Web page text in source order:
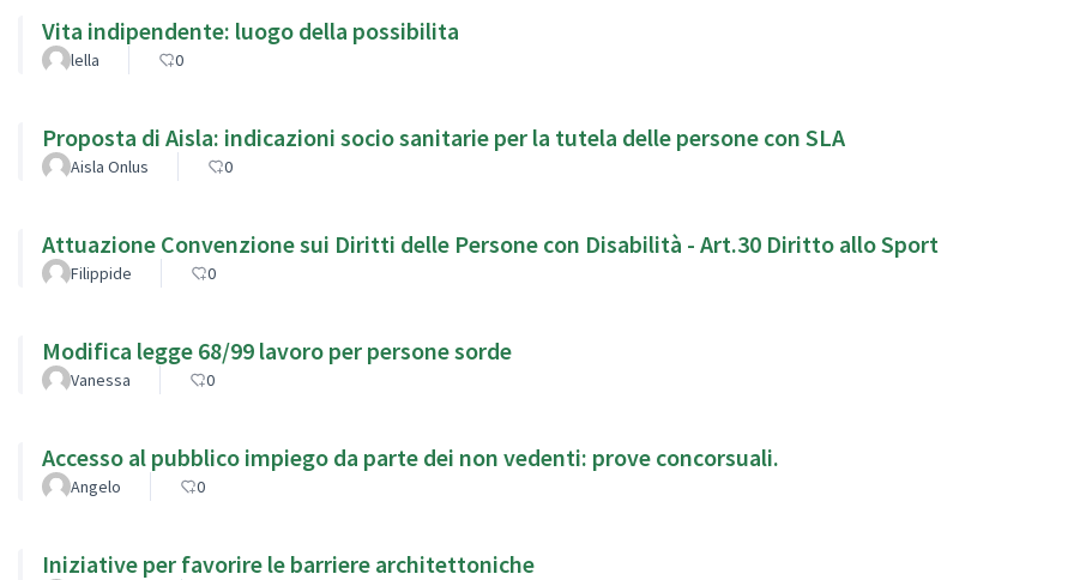
Vita indipendente: luogo della possibilita
lella 0
Proposta di Aisla: indicazioni socio sanitarie per la tutela delle persone con SLA
Aisla Onlus 0
Attuazione Convenzione sui Diritti delle Persone con Disabilità - Art.30 Diritto allo Sport
Filippide 0
Modifica legge 68/99 lavoro per persone sorde
Vanessa 0
Accesso al pubblico impiego da parte dei non vedenti: prove concorsuali.
Angelo 0
Iniziative per favorire le barriere architettoniche